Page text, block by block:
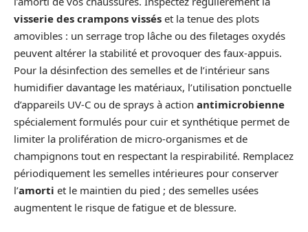
visserie des crampons vissés et la tenue des plots
amovibles : un serrage trop lâche ou des filetages oxydés
peuvent altérer la stabilité et provoquer des faux-appuis.
Pour la désinfection des semelles et de l’intérieur sans
humidifier davantage les matériaux, l’utilisation ponctuelle
d’appareils UV-C ou de sprays à action antimicrobienne
spécialement formulés pour cuir et synthétique permet de
limiter la prolifération de micro-organismes et de
champignons tout en respectant la respirabilité. Remplacez
périodiquement les semelles intérieures pour conserver
l’amorti et le maintien du pied ; des semelles usées
augmentent le risque de fatigue et de blessure.